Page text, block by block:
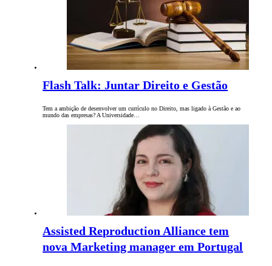
Flash Talk: Juntar Direito e Gestão
Tem a ambição de desenvolver um currículo no Direito, mas ligado à Gestão e ao
mundo das empresas? A Universidade…
Assisted Reproduction Alliance tem
nova Marketing manager em Portugal